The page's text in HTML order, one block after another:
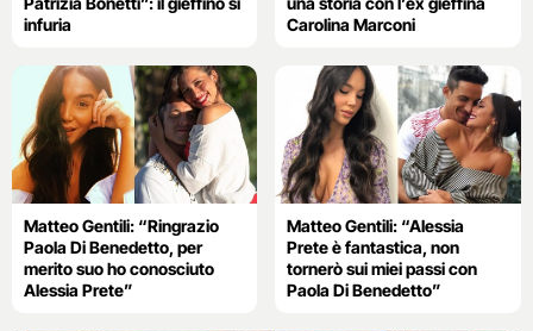
infuria
Carolina Marconi
Matteo Gentili: “Ringrazio
Paola Di Benedetto, per
merito suo ho conosciuto
Alessia Prete”
Matteo Gentili: “Alessia
Prete è fantastica, non
tornerò sui miei passi con
Paola Di Benedetto”